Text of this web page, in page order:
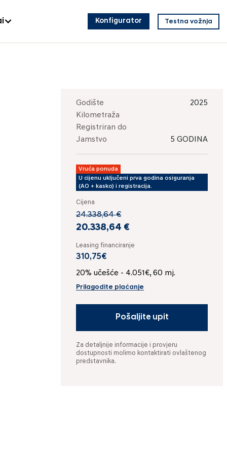
Konfigurator Testna vožnja
Godište
2025
Kilometraža
Registriran do
Jamstvo
5 GODINA
Vruća ponuda
U cijenu uključeni prva godina osiguranja
(AO + kasko) i registracija.
Cijena
24.338,64 €
20.338,64 €
Leasing financiranje
310,75€
20% učešće - 4.051€, 60 mj.
Prilagodite plaćanje
Pošaljite upit
Za detaljnije informacije i provjeru
dostupnosti molimo kontaktirati ovlaštenog
predstavnika.